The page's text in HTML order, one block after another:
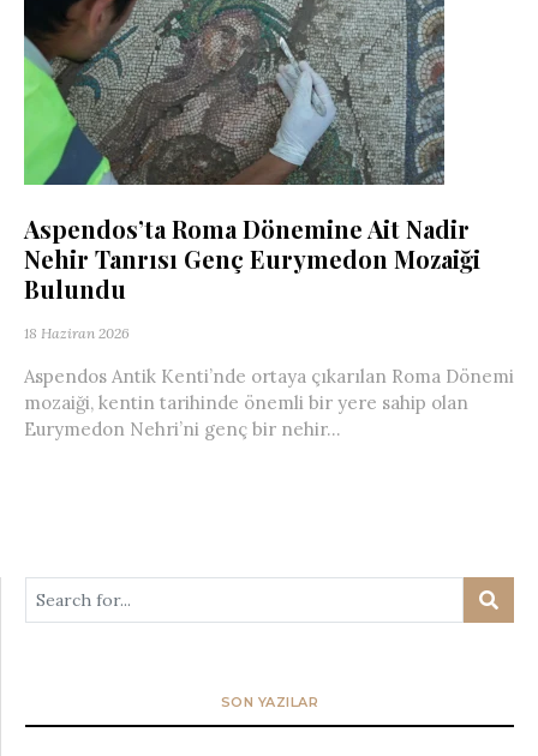
Aspendos’ta Roma Dönemine Ait Nadir
Nehir Tanrısı Genç Eurymedon Mozaiği
Bulundu
18 Haziran 2026
Aspendos Antik Kenti’nde ortaya çıkarılan Roma Dönemi
mozaiği, kentin tarihinde önemli bir yere sahip olan
Eurymedon Nehri’ni genç bir nehir...
SON YAZILAR